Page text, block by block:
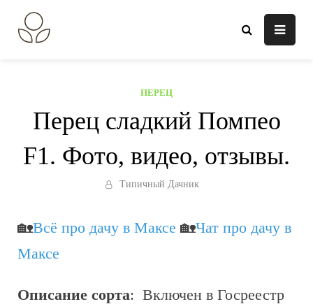
содержанию
ПЕРЕЦ
Перец сладкий Помпео
F1. Фото, видео, отзывы.
Типичный Дачник
🏡Всё про дачу в Максе 🏡Чат про дачу в
Максе
Описание сорта: Включен в Госреестр